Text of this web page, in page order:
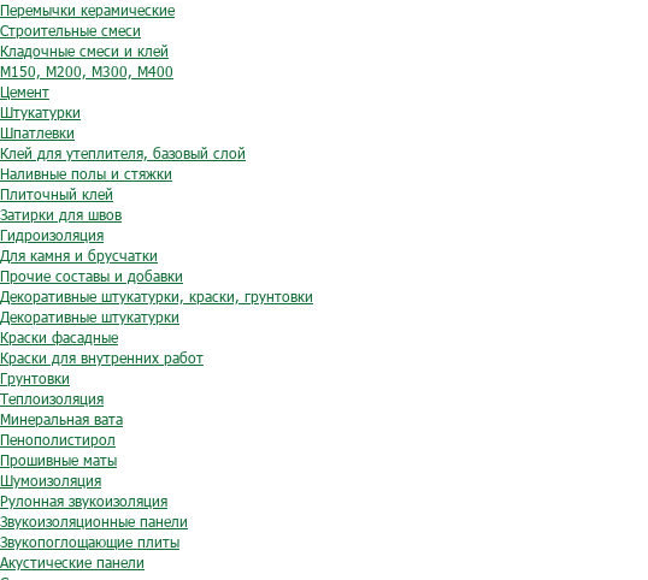
Перемычки керамические
Строительные смеси
Кладочные смеси и клей
М150, М200, М300, М400
Цемент
Штукатурки
Шпатлевки
Клей для утеплителя, базовый слой
Наливные полы и стяжки
Плиточный клей
Затирки для швов
Гидроизоляция
Для камня и брусчатки
Прочие составы и добавки
Декоративные штукатурки, краски, грунтовки
Декоративные штукатурки
Краски фасадные
Краски для внутренних работ
Грунтовки
Теплоизоляция
Минеральная вата
Пенополистирол
Прошивные маты
Шумоизоляция
Рулонная звукоизоляция
Звукоизоляционные панели
Звукопоглощающие плиты
Акустические панели